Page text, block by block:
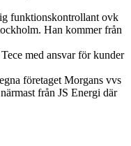
funktionskontrollant ovk
Han kommer från
med ansvar för kunder
företaget Morgans vvs
från JS Energi där